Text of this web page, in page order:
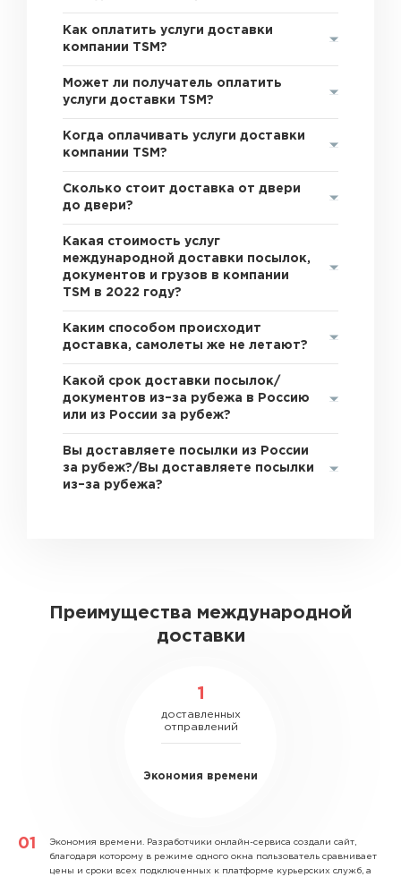
Как оплатить услуги доставки
компании TSM?
Может ли получатель оплатить
услуги доставки TSM?
Когда оплачивать услуги доставки
компании TSM?
Сколько стоит доставка от двери
до двери?
Какая стоимость услуг
международной доставки посылок,
документов и грузов в компании
TSM в 2022 году?
Каким способом происходит
доставка, самолеты же не летают?
Какой срок доставки посылок/
документов из–за рубежа в Россию
или из России за рубеж?
Вы доставляете посылки из России
за рубеж?/Вы доставляете посылки
из–за рубежа?
Преимущества международной
доставки
1
доставленных
отправлений
Экономия времени
Экономия времени. Разработчики онлайн-сервиса создали сайт,
благодаря которому в режиме одного окна пользователь сравнивает
цены и сроки всех подключенных к платформе курьерских служб, а